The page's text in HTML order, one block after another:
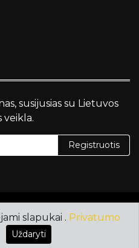
susijusias su Lietuvos
veikla.
Registruotis
saudymosajunga.lt.
Codex
slapukai . Privatumo
Uždaryti